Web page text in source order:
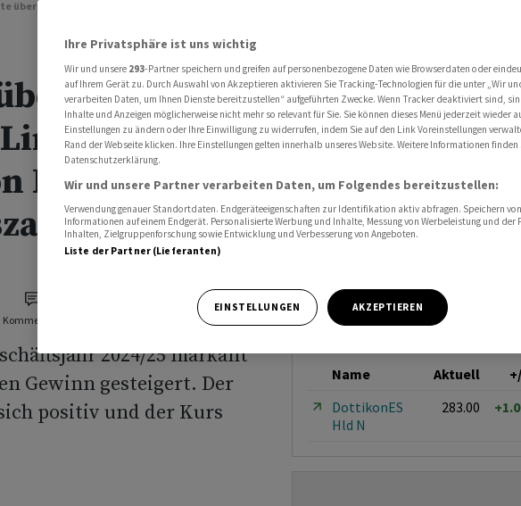
überzeugen auf der ganzen Linie»: Aktien von Dottikon ES springen nach Jahreszahlen an
auf
Aktien
ES springen
an
Kommentare
2024/25 markant
Gewinn gesteigert. Der
positiv und der Kurs
Name Aktuell
DottikonES
Hld N
283.00
Ihre Privatsphäre ist uns wichtig
Wir und unsere 293-Partner speichern und greifen auf personenbezogene Daten wie Browserdaten oder
auf Ihrem Gerät zu. Durch Auswahl von Akzeptieren aktivieren Sie Tracking-Technologien für die unter „Wir
verarbeiten Daten, um Ihnen Dienste bereitzustellen“ aufgeführten Zwecke. Wenn Tracker deaktiviert sind,
Inhalte und Anzeigen möglicherweise nicht mehr so relevant für Sie. Sie können dieses Menü jederzeit wieder
Einstellungen zu ändern oder Ihre Einwilligung zu widerrufen, indem Sie auf den Link Voreinstellungen
Rand der Webseite klicken. Ihre Einstellungen gelten innerhalb unseres Website. Weitere Informationen finden
Datenschutzerklärung.
Wir und unsere Partner verarbeiten Daten, um Folgendes bereitzustellen:
Verwendung genauer Standortdaten. Endgeräteeigenschaften zur Identifikation aktiv abfragen. Speichern
Informationen auf einem Endgerät. Personalisierte Werbung und Inhalte, Messung von Werbeleistung und der
Inhalten, Zielgruppenforschung sowie Entwicklung und Verbesserung von Angeboten.
Liste der Partner (Lieferanten)
EINSTELLUNGEN AKZEPTIEREN